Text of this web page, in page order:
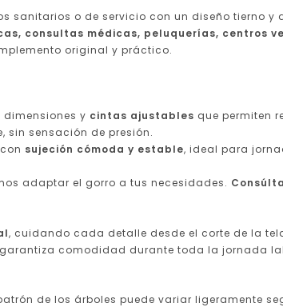
sanitarios o de servicio con un diseño tierno
consultas médicas, peluquerías, centros
original y práctico.
y cintas ajustables que permiten
sin sensación de presión.
sujeción cómoda y estable, ideal para
adaptar el gorro a tus necesidades.
, cuidando cada detalle desde el corte de la
comodidad durante toda la jornada
de los árboles puede variar ligeramente